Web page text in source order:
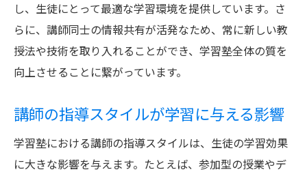
し、生徒にとって最適な学習環境を提供しています。さ
らに、講師同士の情報共有が活発なため、常に新しい教
授法や技術を取り入れることができ、学習塾全体の質を
向上させることに繋がっています。
講師の指導スタイルが学習に与える影響
学習塾における講師の指導スタイルは、生徒の学習効果
に大きな影響を与えます。たとえば、参加型の授業やデ